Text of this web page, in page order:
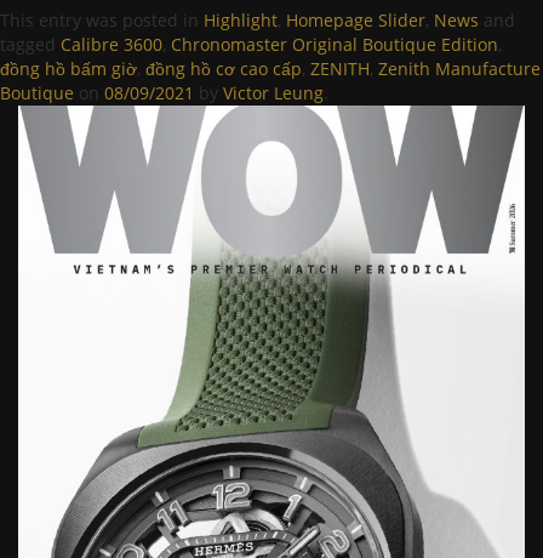
This entry was posted in Highlight, Homepage Slider, News and
tagged Calibre 3600, Chronomaster Original Boutique Edition,
đồng hồ bấm giờ, đồng hồ cơ cao cấp, ZENITH, Zenith Manufacture
Boutique on 08/09/2021 by Victor Leung.